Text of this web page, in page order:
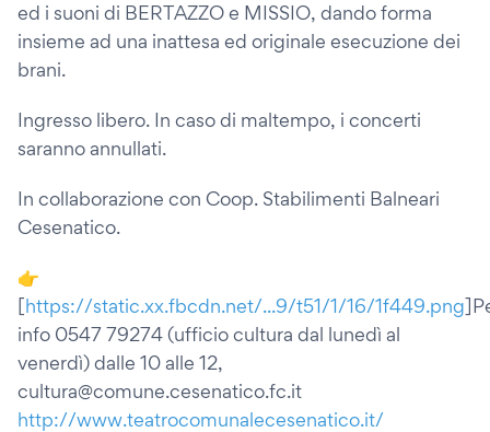
ed i suoni di BERTAZZO e MISSIO, dando forma
insieme ad una inattesa ed originale esecuzione dei
brani.
Ingresso libero. In caso di maltempo, i concerti
saranno annullati.
In collaborazione con Coop. Stabilimenti Balneari
Cesenatico.
👉
[https://static.xx.fbcdn.net/...9/t51/1/16/1f449.png
info 0547 79274 (ufficio cultura dal lunedì al
venerdì) dalle 10 alle 12,
cultura@comune.cesenatico.fc.it
http://www.teatrocomunalecesenatico.it/